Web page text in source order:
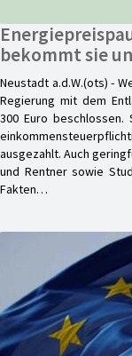
bekommt sie
Neustadt a.d.W.(ots) -
Regierung mit dem
300 Euro
ausgezahlt. Auch
und Rentner sowie
Fakten…